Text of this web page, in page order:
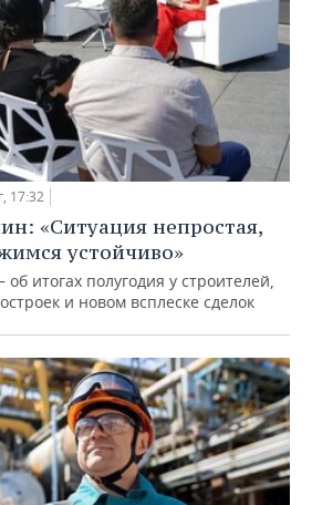
17:32
«Ситуация непростая,
устойчиво»
итогах полугодия у строителей,
и новом всплеске сделок